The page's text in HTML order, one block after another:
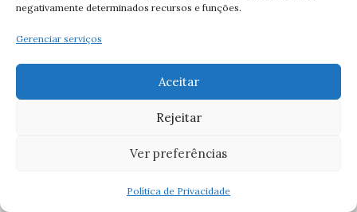
negativamente determinados recursos e funções.
Gerenciar serviços
Aceitar
Rejeitar
Ver preferências
Política de Privacidade
Nossa Senhora da Conceição
Nossa senhora da Consolação
Nossa Senhora da Penha(1)
Nossa Senhora das Dores(3)